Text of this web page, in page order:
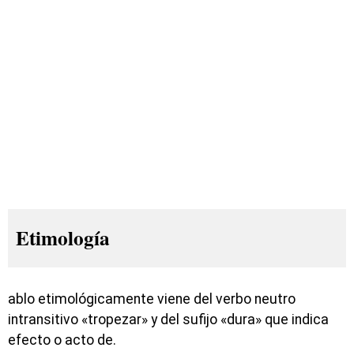
Etimología
ablo etimológicamente viene del verbo neutro
intransitivo «tropezar» y del sufijo «dura» que indica
efecto o acto de.